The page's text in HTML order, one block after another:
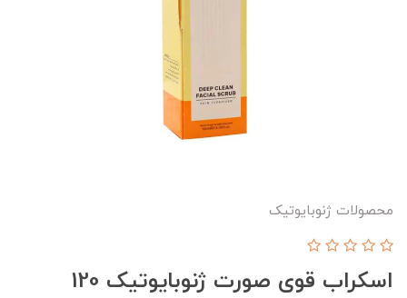
محصولات ژنوبایوتیک
اسکراب قوی صورت ژنوبایوتیک 120